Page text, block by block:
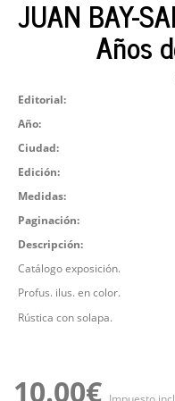
JUAN BAY-
Años
Editorial:
Año:
Ciudad:
Edición:
Medidas:
Paginación:
Descripción:
Catálogo exposición.
Profus. ilus. en color.
Rústica con solapa.
10.00€